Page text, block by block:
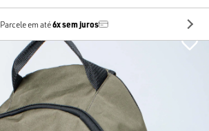
Parcele em até6x sem juros